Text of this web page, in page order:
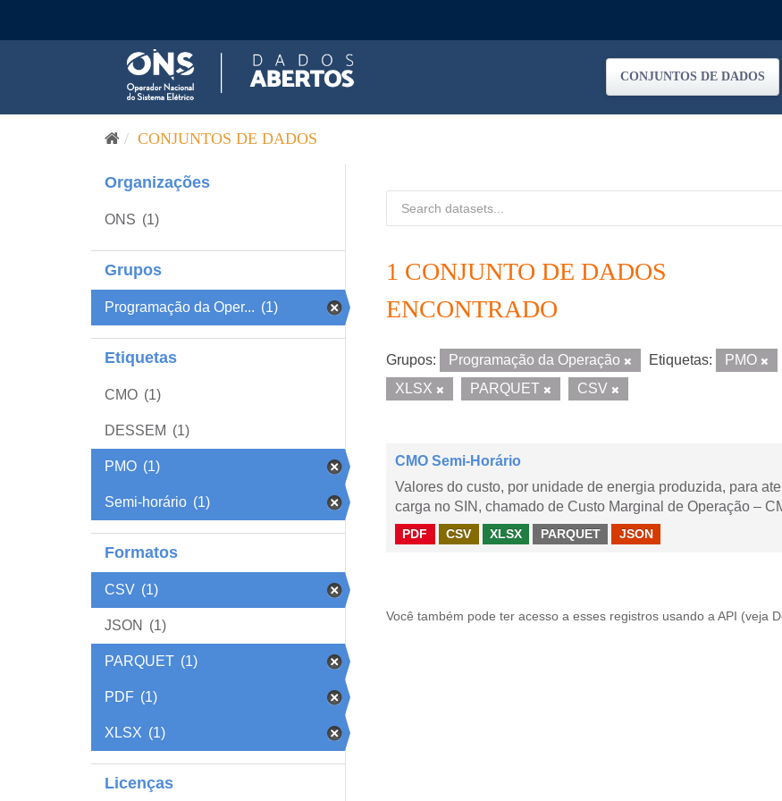
CONJUNTOS DE DADOS
CONJUNTOS DE DADOS
Organizações
ONS (1)
Grupos
Programação da Oper... (1)
Etiquetas
CMO (1)
DESSEM (1)
PMO (1)
Semi-horário (1)
Formatos
CSV (1)
JSON (1)
PARQUET (1)
PDF (1)
XLSX (1)
Licenças
1 CONJUNTO DE DADOS
ENCONTRADO
Grupos: Programação da Operação Etiquetas: PMO
XLSX
PARQUET CSV
CMO Semi-Horário
Valores do custo, por unidade de energia produzida, para
carga no SIN, chamado de Custo Marginal de Operação –
PDF CSV XLSX PARQUET JSON
Você também pode ter acesso a esses registros usando a API (veja